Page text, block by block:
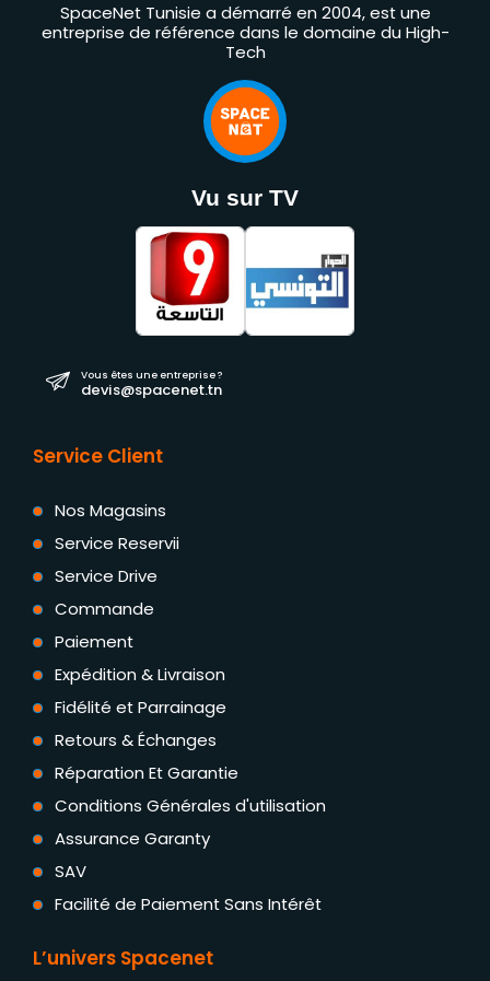
SpaceNet Tunisie a démarré en 2004, est une
entreprise de référence dans le domaine du High-
Tech
Vu sur TV
Vous êtes une entreprise ?
devis@spacenet.tn
Service Client
Nos Magasins
Service Reservii
Service Drive
Commande
Paiement
Expédition & Livraison
Fidélité et Parrainage
Retours & Échanges
Réparation Et Garantie
Conditions Générales d'utilisation
Assurance Garanty
SAV
Facilité de Paiement Sans Intérêt
L’univers Spacenet